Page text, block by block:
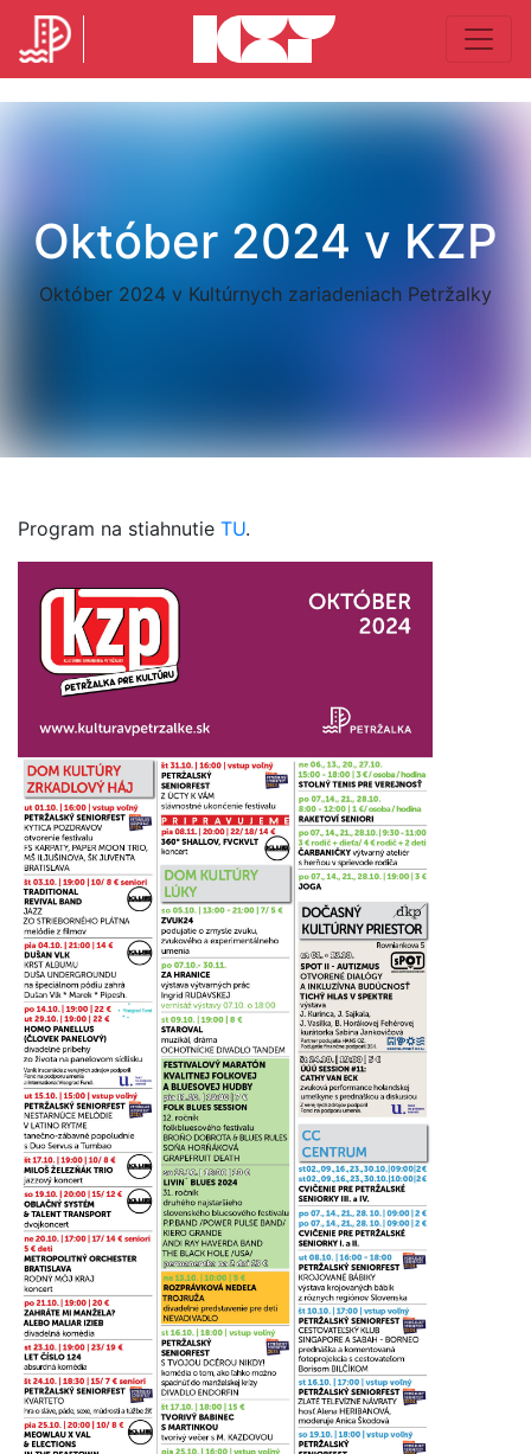
Október 2024 v KZP
Október 2024 v Kultúrnych zariadeniach Petržalky
Program na stiahnutie TU.